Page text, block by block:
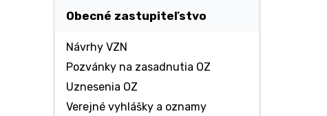
Obecné zastupiteľstvo
Návrhy VZN
Pozvánky na zasadnutia OZ
Uznesenia OZ
Verejné vyhlášky a oznamy